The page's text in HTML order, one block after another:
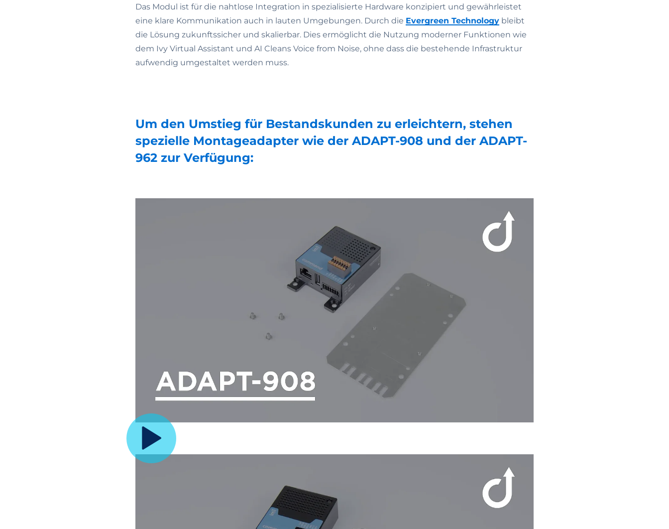
Das Modul ist für die nahtlose Integration in spezialisierte Hardware konzipiert und gewährleistet
eine klare Kommunikation auch in lauten Umgebungen. Durch die Evergreen Technology bleibt
die Lösung zukunftssicher und skalierbar. Dies ermöglicht die Nutzung moderner Funktionen wie
dem Ivy Virtual Assistant und AI Cleans Voice from Noise, ohne dass die bestehende Infrastruktur
aufwendig umgestaltet werden muss.
Um den Umstieg für Bestandskunden zu erleichtern, stehen
spezielle Montageadapter wie der ADAPT-908 und der ADAPT-
962 zur Verfügung: